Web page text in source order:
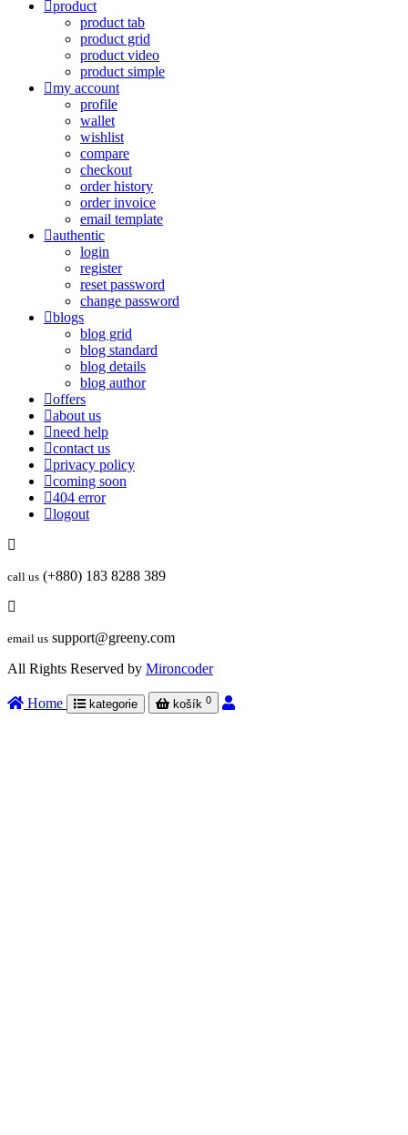
product
product tab
product grid
product video
product simple
my account
profile
wallet
wishlist
compare
checkout
order history
order invoice
email template
authentic
login
register
reset password
change password
blogs
blog grid
blog standard
blog details
blog author
offers
about us
need help
contact us
privacy policy
coming soon
404 error
logout
call us (+880) 183 8288 389
email us support@greeny.com
All Rights Reserved by Mironcoder
Home kategorie košík 0